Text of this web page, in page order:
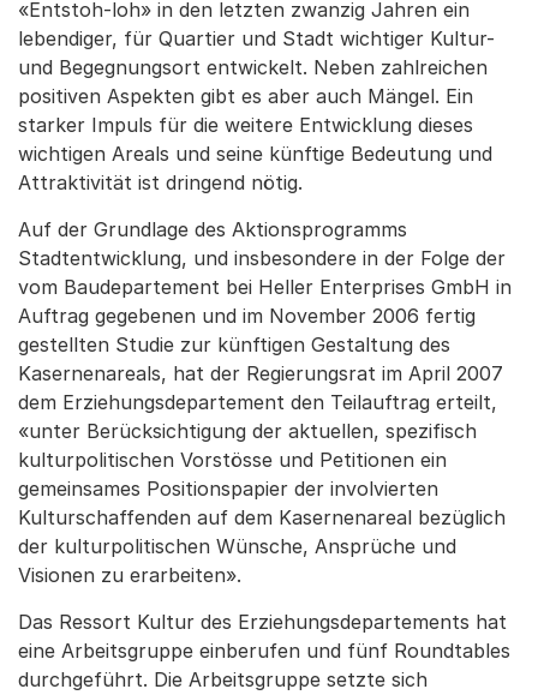
«Entstoh-loh» in den letzten zwanzig Jahren ein
lebendiger, für Quartier und Stadt wichtiger Kultur-
und Begegnungsort entwickelt. Neben zahlreichen
positiven Aspekten gibt es aber auch Mängel. Ein
starker Impuls für die weitere Entwicklung dieses
wichtigen Areals und seine künftige Bedeutung und
Attraktivität ist dringend nötig.
Auf der Grundlage des Aktionsprogramms
Stadtentwicklung, und insbesondere in der Folge der
vom Baudepartement bei Heller Enterprises GmbH in
Auftrag gegebenen und im November 2006 fertig
gestellten Studie zur künftigen Gestaltung des
Kasernenareals, hat der Regierungsrat im April 2007
dem Erziehungsdepartement den Teilauftrag erteilt,
«unter Berücksichtigung der aktuellen, spezifisch
kulturpolitischen Vorstösse und Petitionen ein
gemeinsames Positionspapier der involvierten
Kulturschaffenden auf dem Kasernenareal bezüglich
der kulturpolitischen Wünsche, Ansprüche und
Visionen zu erarbeiten».
Das Ressort Kultur des Erziehungsdepartements hat
eine Arbeitsgruppe einberufen und fünf Roundtables
durchgeführt. Die Arbeitsgruppe setzte sich